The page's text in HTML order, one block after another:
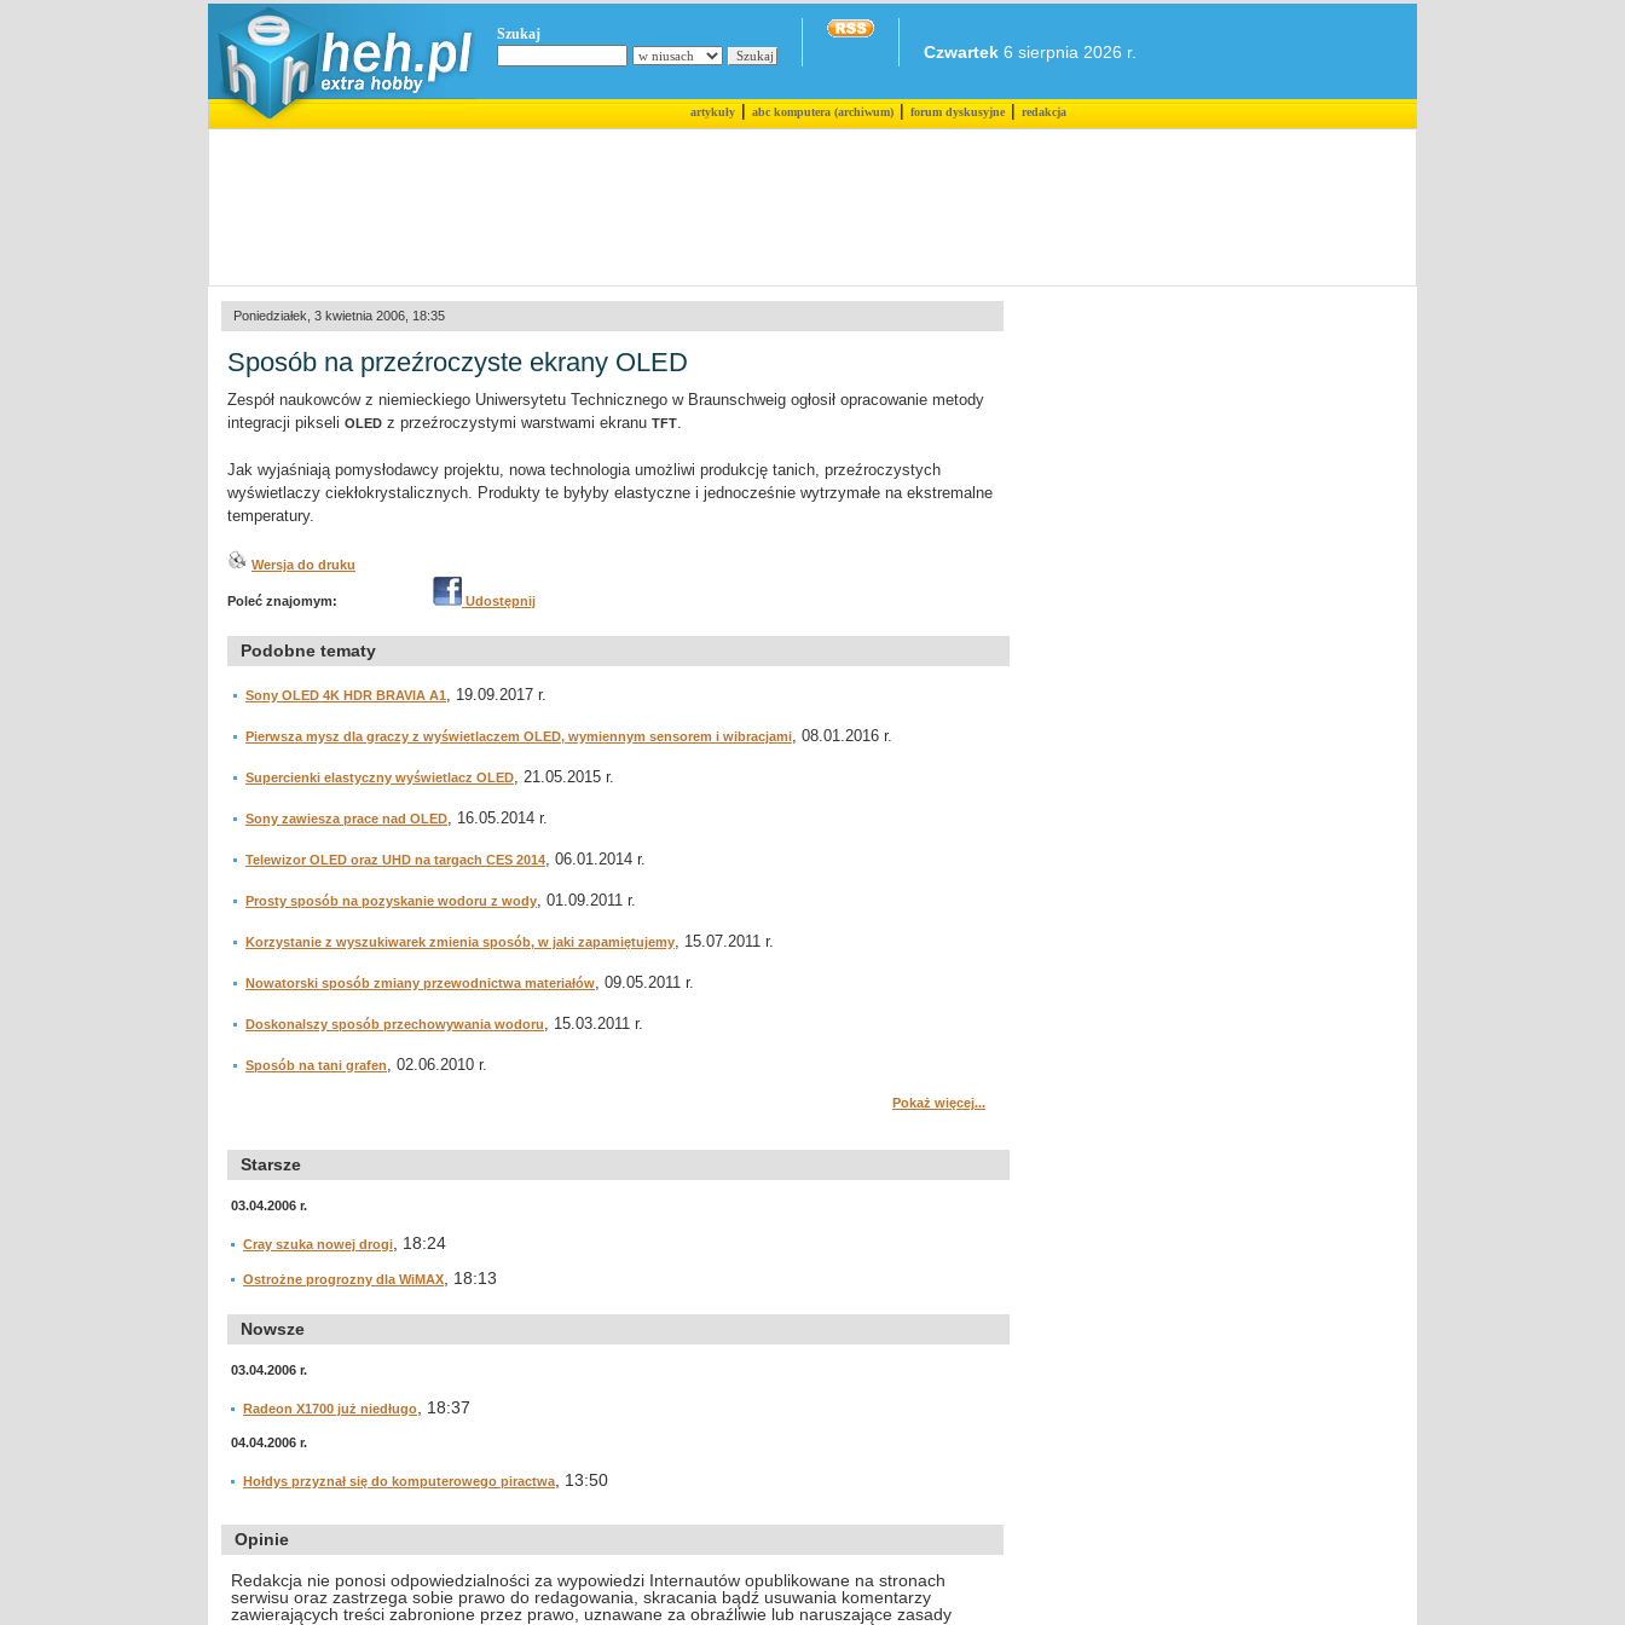
Szukaj
Czwartek 6 sierpnia 2026 r.
artykuły|abc komputera (archiwum)|forum dyskusyjne|redakcja
Poniedziałek, 3 kwietnia 2006, 18:35
Sposób na przeźroczyste ekrany OLED
Zespół naukowców z niemieckiego Uniwersytetu Technicznego w Braunschweig ogłosił opracowanie metody
integracji pikseli OLED z przeźroczystymi warstwami ekranu TFT.
Jak wyjaśniają pomysłodawcy projektu, nowa technologia umożliwi produkcję tanich, przeźroczystych
wyświetlaczy ciekłokrystalicznych. Produkty te byłyby elastyczne i jednocześnie wytrzymałe na ekstremalne
temperatury.
Wersja do druku
Poleć znajomym: Udostępnij
Podobne tematy
Sony OLED 4K HDR BRAVIA A1, 19.09.2017 r.
Pierwsza mysz dla graczy z wyświetlaczem OLED, wymiennym sensorem i wibracjami, 08.01.2016 r.
Supercienki elastyczny wyświetlacz OLED, 21.05.2015 r.
Sony zawiesza prace nad OLED, 16.05.2014 r.
Telewizor OLED oraz UHD na targach CES 2014, 06.01.2014 r.
Prosty sposób na pozyskanie wodoru z wody, 01.09.2011 r.
Korzystanie z wyszukiwarek zmienia sposób, w jaki zapamiętujemy, 15.07.2011 r.
Nowatorski sposób zmiany przewodnictwa materiałów, 09.05.2011 r.
Doskonalszy sposób przechowywania wodoru, 15.03.2011 r.
Sposób na tani grafen, 02.06.2010 r.
Pokaż więcej...
Starsze
03.04.2006 r.
Cray szuka nowej drogi , 18:24
Ostrożne progrozny dla WiMAX , 18:13
Nowsze
03.04.2006 r.
Radeon X1700 już niedługo , 18:37
04.04.2006 r.
Hołdys przyznał się do komputerowego piractwa , 13:50
Opinie
Redakcja nie ponosi odpowiedzialności za wypowiedzi Internautów opublikowane na stronach
serwisu oraz zastrzega sobie prawo do redagowania, skracania bądź usuwania komentarzy
zawierających treści zabronione przez prawo, uznawane za obraźliwie lub naruszające zasady